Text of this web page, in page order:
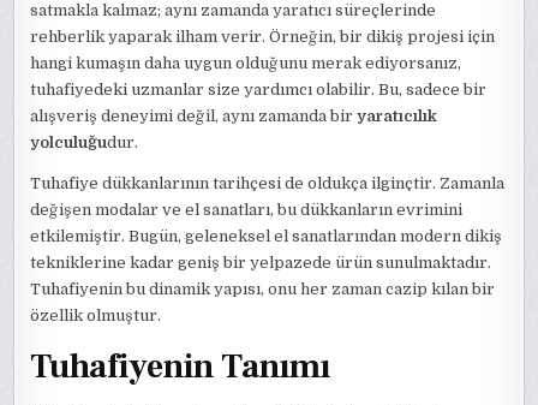
satmakla kalmaz; aynı zamanda yaratıcı süreçlerinde
rehberlik yaparak ilham verir. Örneğin, bir dikiş projesi için
hangi kumaşın daha uygun olduğunu merak ediyorsanız,
tuhafiyedeki uzmanlar size yardımcı olabilir. Bu, sadece bir
alışveriş deneyimi değil, aynı zamanda biryaratıcılık
yolculuğudur.
Tuhafiye dükkanlarının tarihçesi de oldukça ilginçtir. Zamanla
değişen modalar ve el sanatları, bu dükkanların evrimini
etkilemiştir. Bugün, geleneksel el sanatlarından modern dikiş
tekniklerine kadar geniş bir yelpazede ürün sunulmaktadır.
Tuhafiyenin bu dinamik yapısı, onu her zaman cazip kılan bir
özellik olmuştur.
Tuhafiyenin Tanımı